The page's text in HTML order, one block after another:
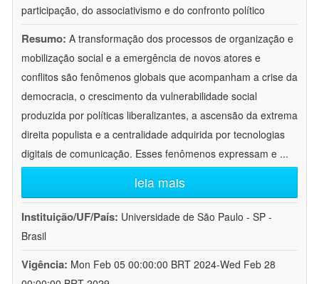
participação, do associativismo e do confronto político
Resumo: A transformação dos processos de organização e
mobilização social e a emergência de novos atores e
conflitos são fenômenos globais que acompanham a crise da
democracia, o crescimento da vulnerabilidade social
produzida por políticas liberalizantes, a ascensão da extrema
direita populista e a centralidade adquirida por tecnologias
digitais de comunicação. Esses fenômenos expressam e ...
leia mais
Instituição/UF/País: Universidade de São Paulo - SP -
Brasil
Vigência: Mon Feb 05 00:00:00 BRT 2024-Wed Feb 28